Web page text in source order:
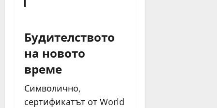
Будителството
на новото
време
Символично,
сертификатът от World